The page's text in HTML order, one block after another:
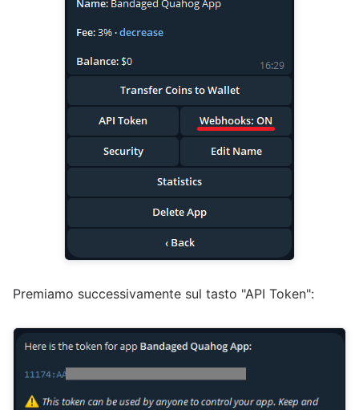
Premiamo successivamente sul tasto "API Token":